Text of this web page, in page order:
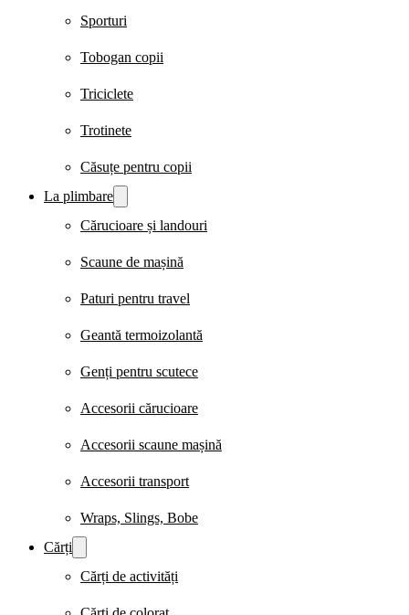
Sporturi
Tobogan copii
Triciclete
Trotinete
Căsuțe pentru copii
La plimbare
Cărucioare și landouri
Scaune de mașină
Paturi pentru travel
Geantă termoizolantă
Genți pentru scutece
Accesorii cărucioare
Accesorii scaune mașină
Accesorii transport
Wraps, Slings, Bobe
Cărți
Cărți de activități